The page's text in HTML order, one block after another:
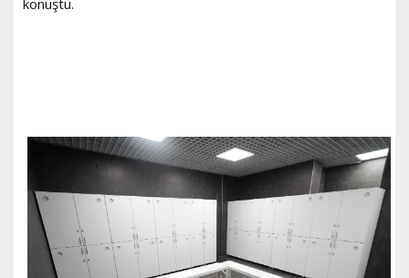
konuştu.